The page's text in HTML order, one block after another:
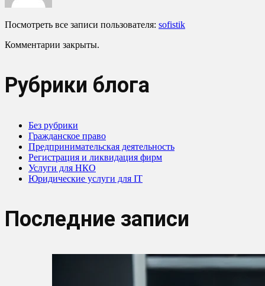
Посмотреть все записи пользователя: sofistik
Комментарии закрыты.
Рубрики блога
Без рубрики
Гражданское право
Предпринимательская деятельность
Регистрация и ликвидация фирм
Услуги для НКО
Юридические услуги для IT
Последние записи